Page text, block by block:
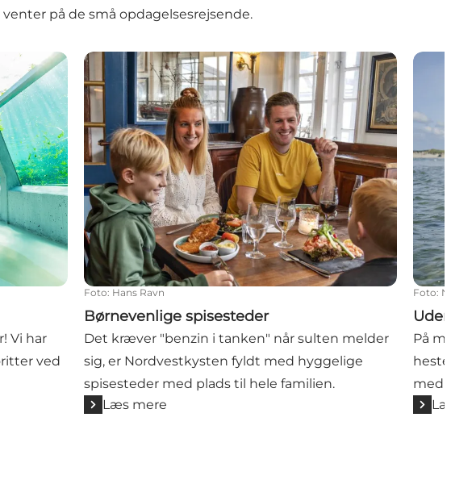
på de små opdagelsesrejsende.
Vi har
ved
Børnevenlige spisesteder
Foto: Hans Ravn
Børnevenlige spisesteder
Det kræver "benzin i tanken" når sulten melder
sig, er Nordvestkysten fyldt med hyggelige
spisesteder med plads til hele familien.
Læs mere
Foto:
På
med